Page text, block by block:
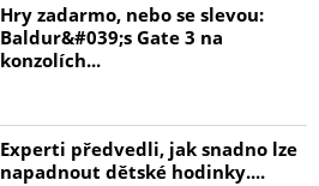
Hry zadarmo, nebo se slevou:
Baldur&#039;s Gate 3 na
konzolích...
Experti předvedli, jak snadno lze
napadnout dětské hodinky....